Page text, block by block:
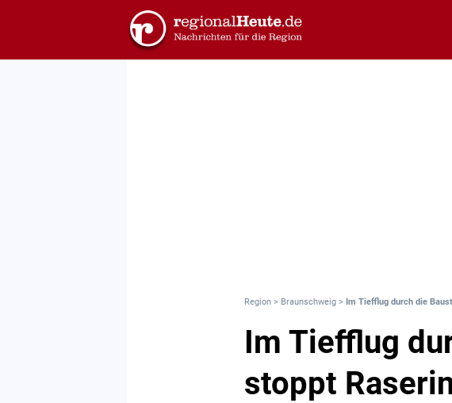
Region > Braunschweig > Im Tiefflug durch die
Im Tiefflug
stoppt